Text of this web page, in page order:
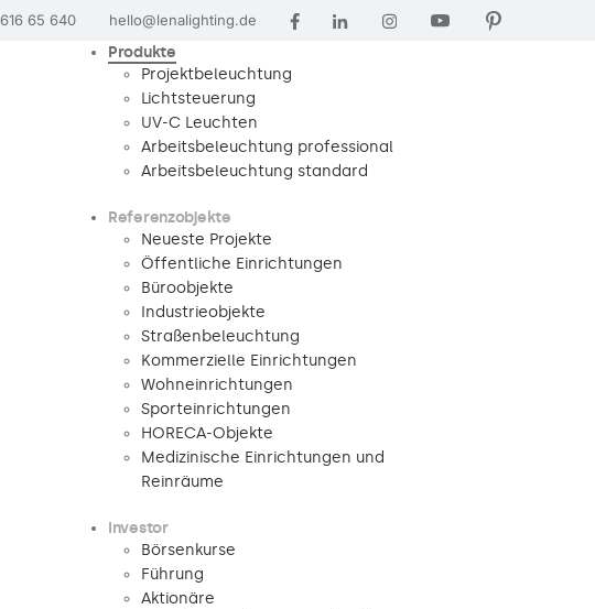
65 640 hello@lenalighting.de
Produkte
Projektbeleuchtung
Lichtsteuerung
UV-C Leuchten
Arbeitsbeleuchtung professional
Arbeitsbeleuchtung standard
Referenzobjekte
Neueste Projekte
Öffentliche Einrichtungen
Büroobjekte
Industrieobjekte
Straßenbeleuchtung
Kommerzielle Einrichtungen
Wohneinrichtungen
Sporteinrichtungen
HORECA-Objekte
Medizinische Einrichtungen und
Reinräume
Investor
Börsenkurse
Führung
Aktionäre